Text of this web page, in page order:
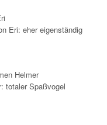
Eri: eher eigenständig
Helmer
totaler Spaßvogel